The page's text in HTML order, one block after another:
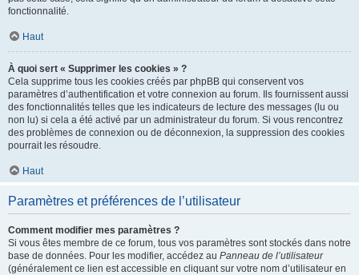
fonctionnalité.
Haut
À quoi sert « Supprimer les cookies » ?
Cela supprime tous les cookies créés par phpBB qui conservent vos
paramètres d’authentification et votre connexion au forum. Ils fournissent aussi
des fonctionnalités telles que les indicateurs de lecture des messages (lu ou
non lu) si cela a été activé par un administrateur du forum. Si vous rencontrez
des problèmes de connexion ou de déconnexion, la suppression des cookies
pourrait les résoudre.
Haut
Paramètres et préférences de l’utilisateur
Comment modifier mes paramètres ?
Si vous êtes membre de ce forum, tous vos paramètres sont stockés dans notre
base de données. Pour les modifier, accédez au Panneau de l’utilisateur
(généralement ce lien est accessible en cliquant sur votre nom d’utilisateur en